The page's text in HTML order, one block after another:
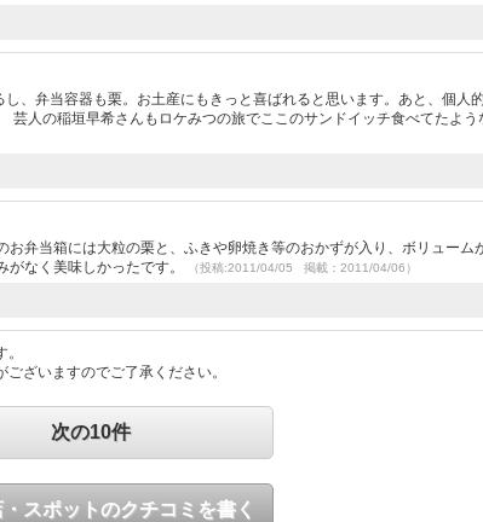
、弁当容器も栗。お土産にもきっと喜ばれると思います。あと、個人
人の稲垣早希さんもロケみつの旅でここのサンドイッチ食べてたよ
弁当箱には大粒の栗と、ふきや卵焼き等のおかずが入り、ボリューム
がなく美味しかったです。
（投稿:2011/04/05 掲載：2011/04/06）
ざいますのでご了承ください。
次の10件
スポットのクチコミを書く